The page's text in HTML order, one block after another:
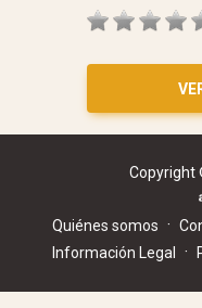
Copyright
Quiénes somos ·
Información Legal ·